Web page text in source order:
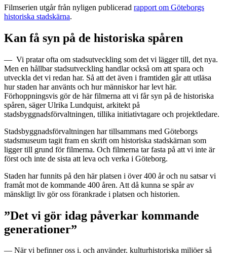
Filmserien utgår från nyligen publicerad rapport om Göteborgs
historiska stadskärna.
Kan få syn på de historiska spåren
— ­Vi pratar ofta om stadsutveckling som det vi lägger till, det nya.
Men en hållbar stadsutveckling handlar också om att spara och
utveckla det vi redan har. Så att det även i framtiden går att utläsa
hur staden har använts och hur människor har levt här.
Förhoppningsvis gör de här filmerna att vi får syn på de historiska
spåren, säger Ulrika Lundquist, arkitekt på
stadsbyggnadsförvaltningen, tillika initiativtagare och projektledare.
Stadsbyggnadsförvaltningen har tillsammans med Göteborgs
stadsmuseum tagit fram en skrift om historiska stadskärnan som
ligger till grund för filmerna. Och filmerna tar fasta på att vi inte är
först och inte de sista att leva och verka i Göteborg.
Staden har funnits på den här platsen i över 400 år och nu satsar vi
framåt mot de kommande 400 åren. Att då kunna se spår av
mänskligt liv gör oss förankrade i platsen och historien.
”Det vi gör idag påverkar kommande
generationer”
— ­När vi befinner oss i, och använder, kulturhistoriska miljöer så